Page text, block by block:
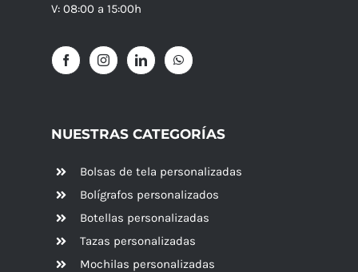
V: 08:00 a 15:00h
NUESTRAS CATEGORÍAS
Bolsas de tela personalizadas
Bolígrafos personalizados
Botellas personalizadas
Tazas personalizadas
Mochilas personalizadas